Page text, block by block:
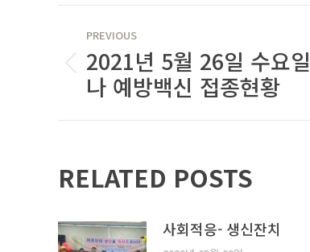
POST
NAVIGATION
PREVIOUS
Previous
post:
2021년 5월 26일 수요
나 예방백신 접종현황
RELATED POSTS
사회적응- 생신잔치